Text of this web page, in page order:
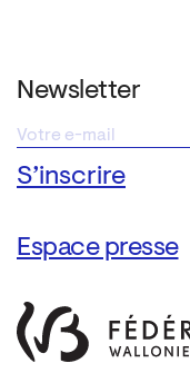
Newsletter
Espace presse